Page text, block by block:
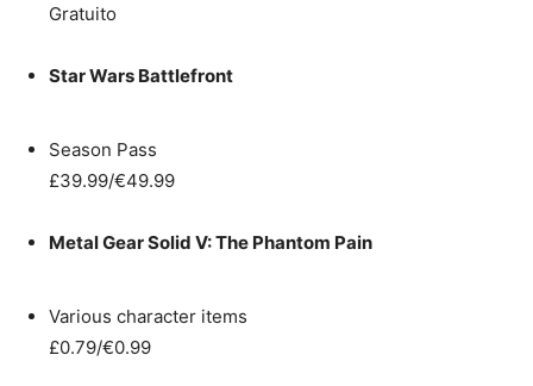
Gratuito
Star Wars Battlefront
Season Pass
£39.99/€49.99
Metal Gear Solid V: The Phantom Pain
Various character items
£0.79/€0.99